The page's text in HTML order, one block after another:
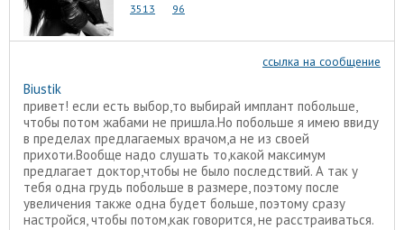
3513 96
ссылка на сообщение
Biustik
привет! если есть выбор,то выбирай имплант побольше,
чтобы потом жабами не пришла.Но побольше я имею ввиду
в пределах предлагаемых врачом,а не из своей
прихоти.Вообще надо слушать то,какой максимум
предлагает доктор,чтобы не было последствий. А так у
тебя одна грудь побольше в размере, поэтому после
увеличения также одна будет больше, поэтому сразу
настройся, чтобы потом,как говорится, не расстраиваться.